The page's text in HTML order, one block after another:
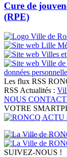
Cure de
(RPE)
données
Les flux RSS
RSS Actualités :
NOUS
VOTRE
Réalisation du site:
SUIVEZ-NOUS !